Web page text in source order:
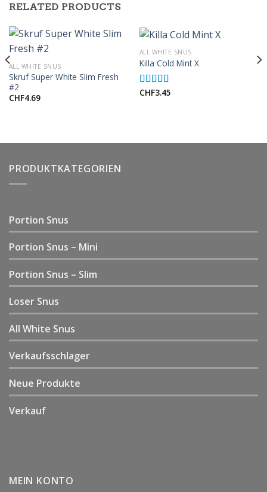
RELATED PRODUCTS
ALL WHITE SNUS
Skruf Super White Slim Fresh
#2
CHF4.69
ALL WHITE SNUS
Killa Cold Mint X
Rated5.00
CHF3.45
PRODUKTKATEGORIEN
Portion Snus
Portion Snus – Mini
Portion Snus – Slim
Loser Snus
All White Snus
Verkaufsschlager
Neue Produkte
Verkauf
MEIN KONTO